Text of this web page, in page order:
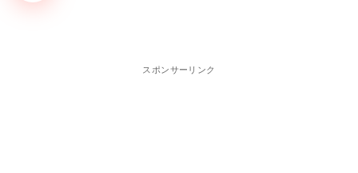
スポンサーリンク